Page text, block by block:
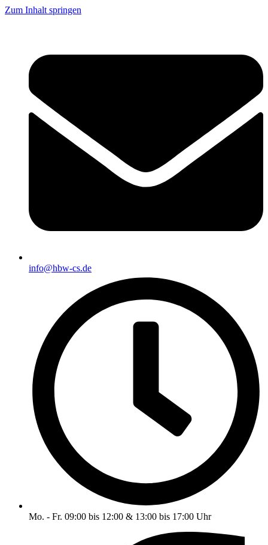
Zum Inhalt springen
info@hbw-cs.de
Mo. - Fr. 09:00 bis 12:00 & 13:00 bis 17:00 Uhr